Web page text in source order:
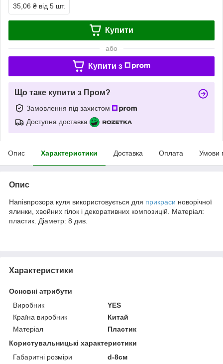
35,06 ₴ від 5 шт.
Купити
або
Купити з
Що таке купити з Пром?
Замовлення під захистом
Доступна доставка
Опис Характеристики Доставка Оплата Умови
Опис
Напівпрозора куля використовується для прикраси новорічної
ялинки, хвойних гілок і декоративних композицій. Матеріал:
пластик. Діаметр: 8 див.
Характеристики
Основні атрибути
Виробник
YES
Країна виробник
Китай
Матеріал
Пластик
Користувальницькі характеристики
Габаритні розміри
d-8см